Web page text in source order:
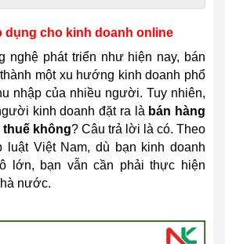
dụng cho kinh doanh online
nghệ phát triển như hiện nay, bán
một xu hướng kinh doanh phổ
nhập của nhiều người. Tuy nhiên,
kinh doanh đặt ra là bán hàng
không? Câu trả lời là có. Theo
luật Việt Nam, dù bạn kinh doanh
lớn, bạn vẫn cần phải thực hiện
nước.